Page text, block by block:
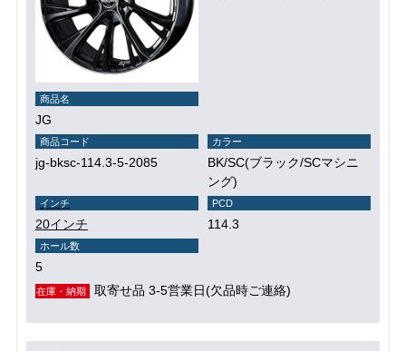
商品名
JG
商品コード
jg-bksc-114.3-5-2085
カラー
BK/SC(ブラック/SCマシニ
ング)
インチ
20インチ
PCD
114.3
ホール数
5
在庫・納期 取寄せ品 3-5営業日(欠品時ご連絡)